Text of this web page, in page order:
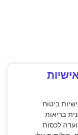
ביטוח
בריאות
לכסות